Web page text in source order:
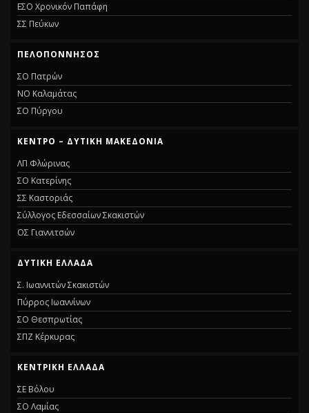
ΕΣΟ Χρονικόν Παπάφη
ΣΣ Πεύκων
ΠΕΛΟΠΟΝΝΗΣΟΣ
ΣΟ Πατρών
ΝΟ Καλαμάτας
ΣΟ Πύργου
ΚΕΝΤΡΟ – ΔΥΤΙΚΗ ΜΑΚΕΔΟΝΙΑ
ΛΠ Φλώρινας
ΣΟ Κατερίνης
ΣΣ Καστοριάς
Σύλλογος Εδεσσαίων Σκακιστών
ΟΣ Γιαννιτσών
ΔΥΤΙΚΗ ΕΛΛΑΔΑ
Σ. Ιωαννιτών Σκακιστών
Πύρρος Ιωαννίνων
ΣΟ Θεσπρωτίας
ΣΠΖ Κέρκυρας
ΚΕΝΤΡΙΚΗ ΕΛΛΑΔΑ
ΣΕ Βόλου
ΣΟ Λαμίας